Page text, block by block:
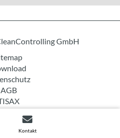
Kontakt
GmbH
AGB